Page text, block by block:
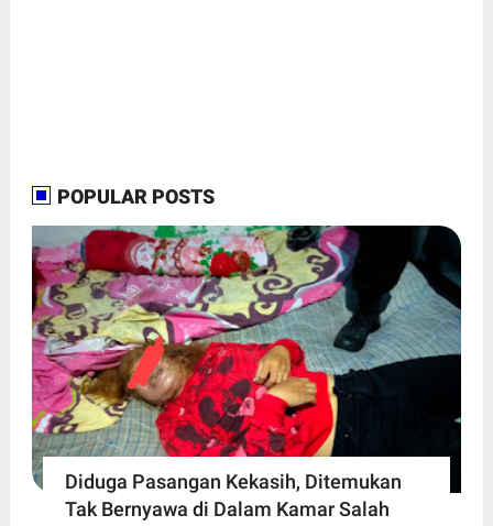
POPULAR POSTS
Diduga Pasangan Kekasih, Ditemukan
Tak Bernyawa di Dalam Kamar Salah